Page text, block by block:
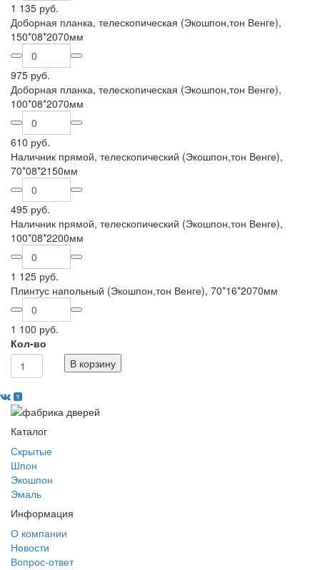
1 135 руб.
Доборная планка, телескопическая (Экошпон,тон Венге),
150*08*2070мм
975 руб.
Доборная планка, телескопическая (Экошпон,тон Венге),
100*08*2070мм
610 руб.
Наличник прямой, телескопический (Экошпон,тон Венге),
70*08*2150мм
495 руб.
Наличник прямой, телескопический (Экошпон,тон Венге),
100*08*2200мм
1 125 руб.
Плинтус напольный (Экошпон,тон Венге), 70*16*2070мм
1 100 руб.
Кол-во
В корзину
Каталог
Скрытые
Шпон
Экошпон
Эмаль
Информация
О компании
Новости
Вопрос-ответ